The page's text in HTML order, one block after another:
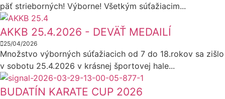
päť strieborných! Výborne! Všetkým súťažiacim...
AKKB 25.4.2026 - DEVÄŤ MEDAILÍ
25/04/2026
Množstvo výborných súťažiacich od 7 do 18.rokov sa zišlo
v sobotu 25.4.2026 v krásnej športovej hale...
BUDATÍN KARATE CUP 2026